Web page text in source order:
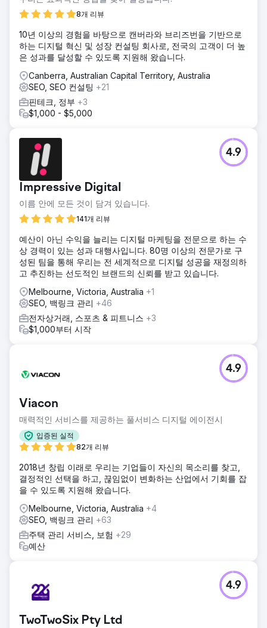
8개 리뷰
10년 이상의 경험을 바탕으로 캔버라와 브리즈번을 기반으로
하는 디지털 혁신 및 성장 컨설팅 회사로, 전국의 고객이 더 높
은 성과를 달성할 수 있도록 지원해 왔습니다.
Canberra, Australian Capital Territory, Australia
SEO, SEO 컨설팅 +21
핀테크, 정부 +3
$1,000 - $5,000
Impressive Digital
이름 안에 모든 것이 담겨 있습니다.
141개 리뷰
4.9
예산이 아닌 수익을 늘리는 디지털 마케팅을 전문으로 하는 수
상 경력이 있는 성과 대행사입니다. 80명 이상의 전문가로 구
성된 팀을 통해 우리는 전 세계적으로 디지털 성공을 재정의하
고 추진하는 선도적인 브랜드의 신뢰를 받고 있습니다.
Melbourne, Victoria, Australia +1
SEO, 백링크 관리 +46
전자상거래, 스포츠 & 피트니스 +3
$1,000부터 시작
Viacon
매력적인 서비스를 제공하는 풀서비스 디지털 에이전시
입증된 실적
82개 리뷰
4.9
2018년 창립 이래로 우리는 기업들이 자신의 목소리를 찾고,
결정적인 선택을 하고, 끊임없이 변화하는 산업에서 기회를 잡
을 수 있도록 지원해 왔습니다.
Melbourne, Victoria, Australia +4
SEO, 백링크 관리 +63
주택 관리 서비스, 보험 +29
예산
TwoTwoSix Pty Ltd
4.9